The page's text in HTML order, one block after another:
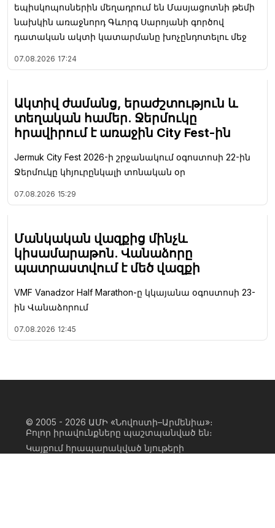
եպիսկոպոսներին մեղադրում են Մասյացոտնի թեմի
նախկին առաջնորդ Գևորգ Սարոյանի գործով
դատական ակտի կատարմանը խոչընդոտելու մեջ
07.08.2026 17:24
Ակտիվ ժամանց, երաժշտություն և
տեղական համեր. Ջերմուկը
հրավիրում է առաջին City Fest-ին
Jermuk City Fest 2026-ի շրջանակում օգոստոսի 22-ին
Ջերմուկը կհյուրընկալի տոնական օր
07.08.2026 15:29
Մանկական վազքից մինչև
կիսամարաթոն. Վանաձորը
պատրաստվում է մեծ վազքի
VMF Vanadzor Half Marathon-ը կկայանա օգոստոսի 23-
ին Վանաձորում
07.08.2026 12:45
© 2005 - 2026 ԱՄԻ «Նովոստի–Արմենիա»։
Բոլոր իրավունքները պաշտպանված են։
Կայքում հրապարակված նյութերի